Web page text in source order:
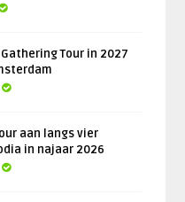
Tour in 2027
aan langs vier
in najaar 2026